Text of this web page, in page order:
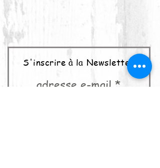
S'inscrire à la Newsletter
adresse e-mail